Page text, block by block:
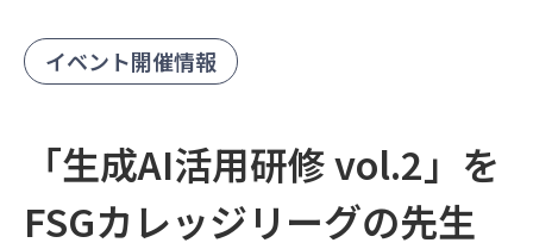
イベント開催情報
「生成AI活用研修 vol.2」を
FSGカレッジリーグの先生